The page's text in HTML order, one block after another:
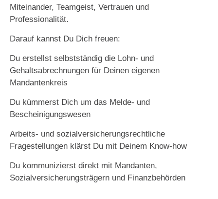
Miteinander, Teamgeist, Vertrauen und
Professionalität.
Darauf kannst Du Dich freuen:
Du erstellst selbstständig die Lohn- und
Gehaltsabrechnungen für Deinen eigenen
Mandantenkreis
Du kümmerst Dich um das Melde- und
Bescheinigungswesen
Arbeits- und sozialversicherungsrechtliche
Fragestellungen klärst Du mit Deinem Know-how
Du kommunizierst direkt mit Mandanten,
Sozialversicherungsträgern und Finanzbehörden